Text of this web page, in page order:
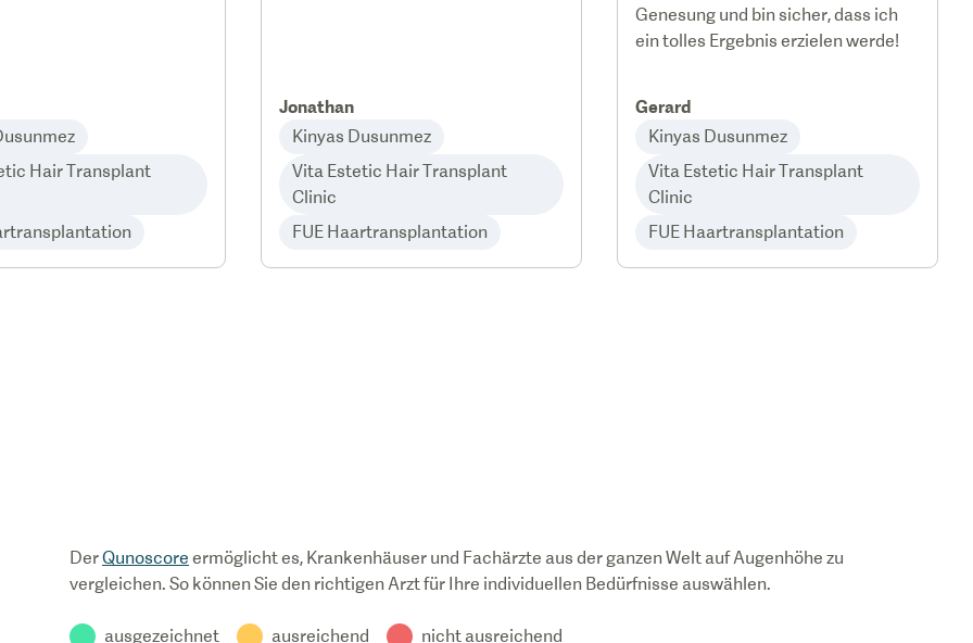
Hair Transplant
Jonathan
Kinyas Dusunmez
Vita Estetic Hair Transplant
Clinic
FUE Haartransplantation
Genesung und bin sicher, dass ich
ein tolles Ergebnis erzielen werde!
Gerard
Kinyas Dusunmez
Vita Estetic Hair Transplant
Clinic
FUE Haartransplantation
DerQunoscore ermöglicht es, Krankenhäuser und Fachärzte aus der ganzen Welt auf Augenhöhe zu
vergleichen. So können Sie den richtigen Arzt für Ihre individuellen Bedürfnisse auswählen.
ausgezeichnet ausreichend nicht ausreichend